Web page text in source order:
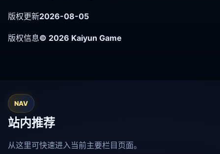
版权更新2026-08-05
版权信息© 2026 Kaiyun Game
NAV
站内推荐
从这里可快速进入当前主要栏目页面。